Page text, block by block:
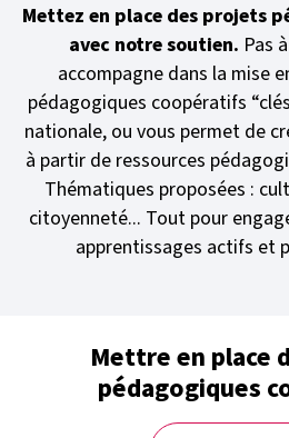
Mettez en place des projets
avec notre soutien. Pas
accompagne dans la mise
pédagogiques coopératifs
nationale, ou vous permet de
à partir de ressources
Thématiques proposées :
citoyenneté... Tout pour
apprentissages actifs et
Mettre en place
pédagogiques